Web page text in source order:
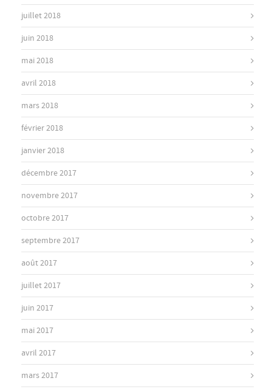
juillet 2018
juin 2018
mai 2018
avril 2018
mars 2018
février 2018
janvier 2018
décembre 2017
novembre 2017
octobre 2017
septembre 2017
août 2017
juillet 2017
juin 2017
mai 2017
avril 2017
mars 2017